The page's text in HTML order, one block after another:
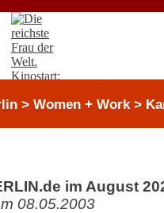
> Women + Work >
im August
08.05.2003